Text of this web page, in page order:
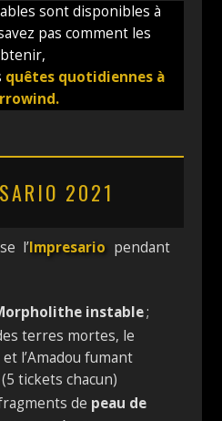
sont disponibles à
pas comment les
quêtes quotidiennes à
2021
l’Impresario pendant
instable;
terres mortes, le
l’Amadou fumant
tickets chacun)
de peau de